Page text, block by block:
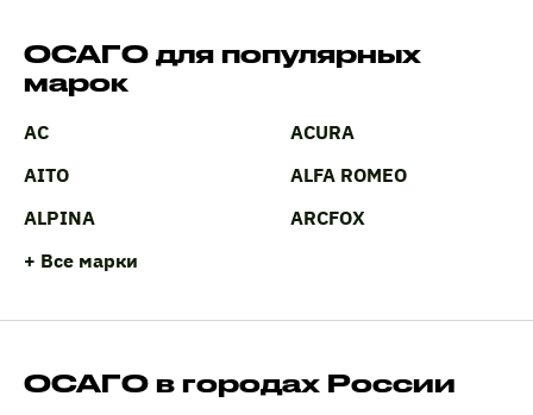
ОСАГО для популярных
марок
AC
ACURA
AITO
ALFA ROMEO
ALPINA
ARCFOX
+ Все марки
ОСАГО в городах России